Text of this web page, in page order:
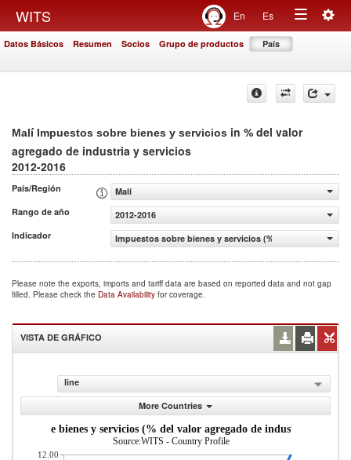
WITS En Es
Toggle
Datos Básicos Resumen Socios Grupo de productos País
Malí Impuestos sobre bienes y servicios in % del valor
agregado de industria y servicios
2012-2016
País/Región
Malí
Rango de año
2012-2016
Indicador
Impuestos sobre bienes y servicios (% del valor
Please note the exports, imports and tariff data are based on reported data and not gap
filled. Please check the Data Availability for coverage.
VISTA DE GRÁFICO
line
More Countries
sobre bienes y servicios (% del valor agregado de industria y
Source:WITS - Country Profile
12.00